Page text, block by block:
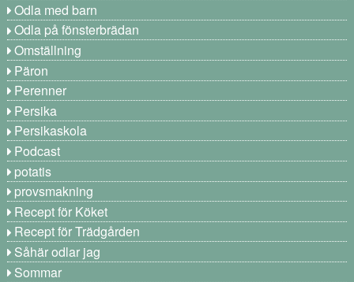
Odla med barn
Odla på fönsterbrädan
Omställning
Päron
Perenner
Persika
Persikaskola
Podcast
potatis
provsmakning
Recept för Köket
Recept för Trädgården
Såhär odlar jag
Sommar